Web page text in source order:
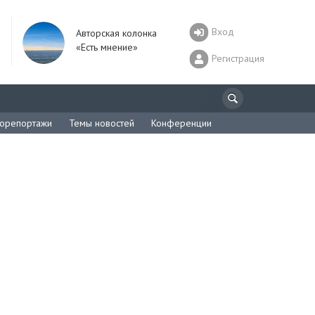
Авторская колонка
«Есть мнение»
Вход
Регистрация
Темы новостей Конференции